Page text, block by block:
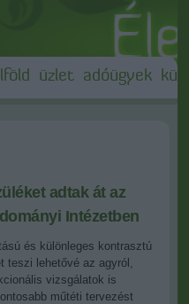
üzlet adóügyek
adtak át az
Intézetben
és különleges kontrasztú
lehetővé az agyról,
vizsgálatok is
műtéti tervezést